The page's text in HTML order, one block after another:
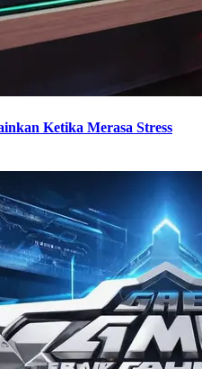
Ketika Merasa Stress